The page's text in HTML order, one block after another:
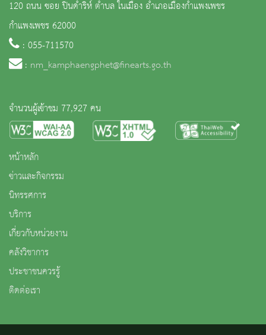
120 ถนน ซอย ปิ่นดำริห์ ตำบล ในเมือง อำเภอเมืองกำแพงเพชร
กำแพงเพชร 62000
: 055-711570
: nm_kamphaengphet@finearts.go.th
จำนวนผู้เข้าชม 77,927 คน
หน้าหลัก
ข่าวและกิจกรรม
นิทรรศการ
บริการ
เกี่ยวกับหน่วยงาน
คลังวิชาการ
ประชาชนควรรู้
ติดต่อเรา